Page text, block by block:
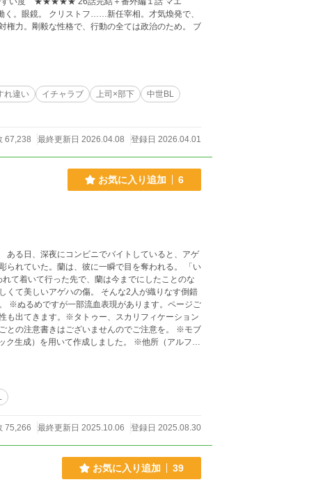
。眼鏡。 クリストフ……新任宰相。才気煥発で、
力。剛毅な性格で、行動の全ては政治のため。 ブ
れ違い イチャラブ 上司×部下
中世BL
67,238 最終更新日 2026.04.08 登録日 2026.04.01
お気に入り追加 6
ある日、深夜にコンビニでバイトしていると、アゲ
ていた。蘭は、彼に一瞬で目を奪われる。 「い
も出てきます。※タトゥー、スカリフィケーション
との注意書きはございませんのでご注意を。 ※モブ
いて作成しました。 ※他所（アルファ
75,266 最終更新日 2025.10.06 登録日 2025.08.30
お気に入り追加 39